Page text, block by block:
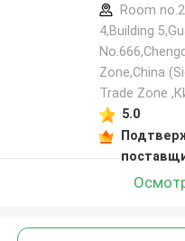
Room
4,Building
Zone,China
Trade Zone
5.0